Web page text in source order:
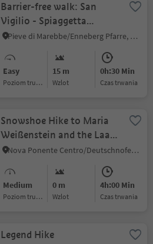
Barrier-free walk: San
Vigilio - Spiaggetta
Ciamaor
Pieve di Marebbe/Enneberg Pfarre, Al Plan/San Vigilio, Dolomites Region Kronplatz/Plan de Corones
Easy
Poziom trudności
15 m
Wzlot
0h:30 Min
czas trwania
Snowshoe Hike to Maria
Weißenstein and the Laab
hut
Nova Ponente Centro/Deutschnofen Dorf, Deutschnofen/Nova Ponente, Dolomites Region Eggental
Medium
Poziom trudności
0 m
Wzlot
4h:00 Min
czas trwania
Legend Hike